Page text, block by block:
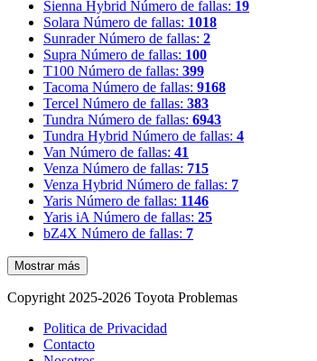
Sienna Hybrid Número de fallas: 19
Solara Número de fallas: 1018
Sunrader Número de fallas: 2
Supra Número de fallas: 100
T100 Número de fallas: 399
Tacoma Número de fallas: 9168
Tercel Número de fallas: 383
Tundra Número de fallas: 6943
Tundra Hybrid Número de fallas: 4
Van Número de fallas: 41
Venza Número de fallas: 715
Venza Hybrid Número de fallas: 7
Yaris Número de fallas: 1146
Yaris iA Número de fallas: 25
bZ4X Número de fallas: 7
Mostrar más
Copyright 2025-2026 Toyota Problemas
Politica de Privacidad
Contacto